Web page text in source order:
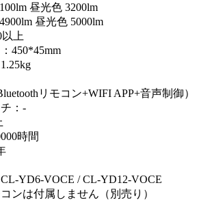
昼光色 3200lm
昼光色 5000lm
上
450*45mm
リモコン+WIFI APP+音声制御）
：-
時間
YD6-VOCE / CL-YD12-VOCE
ンは付属しません（別売り）